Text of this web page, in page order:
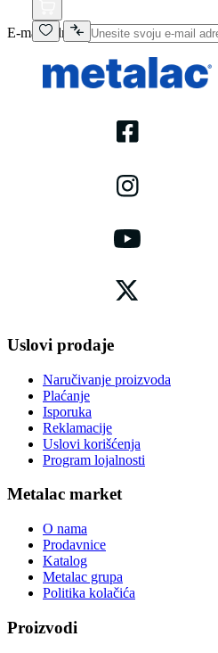
E-mail adresa
Uslovi prodaje
Naručivanje proizvoda
Plaćanje
Isporuka
Reklamacije
Uslovi korišćenja
Program lojalnosti
Metalac market
O nama
Prodavnice
Katalog
Metalac grupa
Politika kolačića
Proizvodi